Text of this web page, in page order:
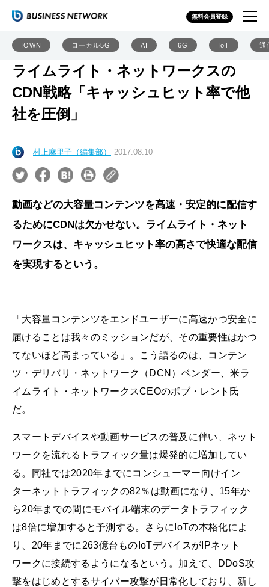
無料会員登録
IOWN ローカル5G AI 6G IoT 通
ライムライト・ネットワークスの
CDN戦略「キャッシュヒット率で他
社を圧倒」
村上麻里子（編集部） 2017.08.10
動画などの大容量コンテンツを高速・安定的に配信す
るためにCDNは欠かせない。ライムライト・ネット
ワークスは、キャッシュヒット率の高さで快適な配信
を実現するという。
「大容量コンテンツをエンドユーザーに高速かつ安全に
届けることは我々のミッションだが、その重要性はかつ
てないほど高まっている」。こう語るのは、コンテン
ツ・デリバリ・ネットワーク（DCN）ベンダー、米ラ
イムライト・ネットワークスCEOのボブ・レント氏
だ。
スマートデバイスや動画サービスの普及に伴い、ネット
ワークを流れるトラフィック量は爆発的に増加してい
る。同社では2020年までにコンシューマー向けイン
ターネットトラフィックの82％は動画になり、15年か
ら20年までの間にモバイル端末のデータトラフィック
は8倍に増加すると予測する。さらにIoTの本格化によ
り、20年までに263億台ものIoTデバイスがIPネット
ワークに接続するようになるという。加えて、DDoS攻
撃をはじめとするサイバー攻撃が日常化しており、新し